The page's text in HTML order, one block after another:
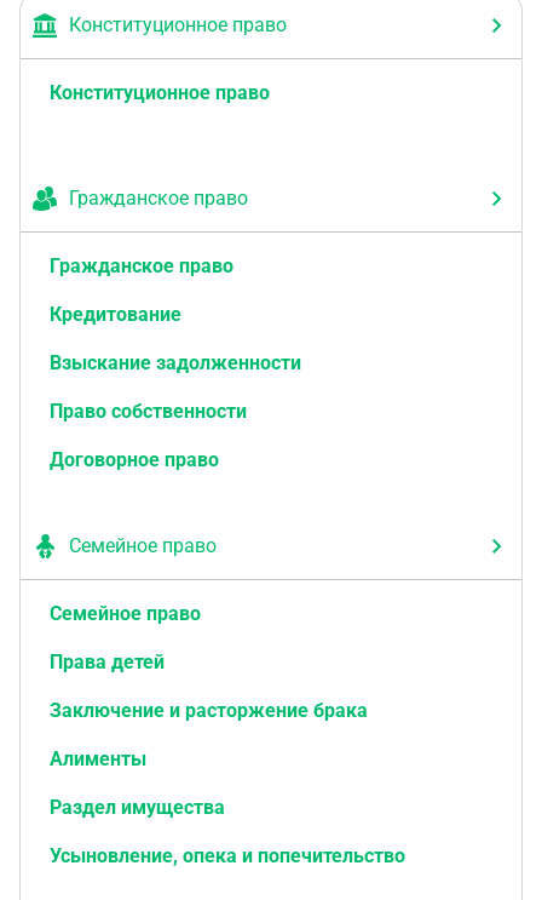
Конституционное право
Конституционное право
Гражданское право
Гражданское право
Кредитование
Взыскание задолженности
Право собственности
Договорное право
Семейное право
Семейное право
Права детей
Заключение и расторжение брака
Алименты
Раздел имущества
Усыновление, опека и попечительство